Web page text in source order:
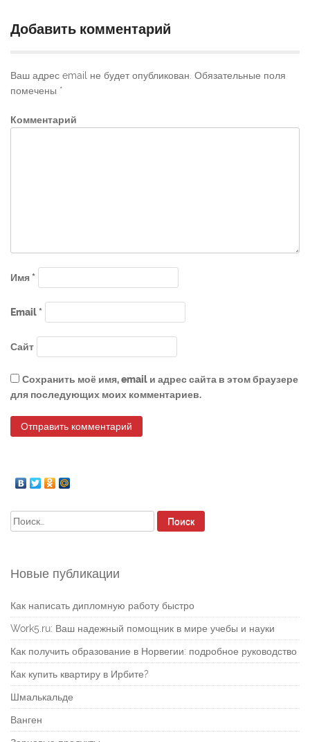
Добавить комментарий
Ваш адрес email не будет опубликован. Обязательные поля
помечены *
Комментарий
Имя*
Email*
Сайт
Сохранить моё имя, email и адрес сайта в этом браузере
для последующих моих комментариев.
Найти:
Новые публикации
Как написать дипломную работу быстро
Work5.ru: Ваш надежный помощник в мире учебы и науки
Как получить образование в Норвегии: подробное руководство
Как купить квартиру в Ирбите?
Шмалькальде
Ванген